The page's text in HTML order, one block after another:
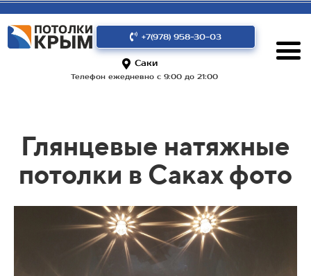
+7(978) 958-30-03
Саки
Телефон ежедневно с 9:00 до 21:00
Глянцевые натяжные
потолки в Саках фото